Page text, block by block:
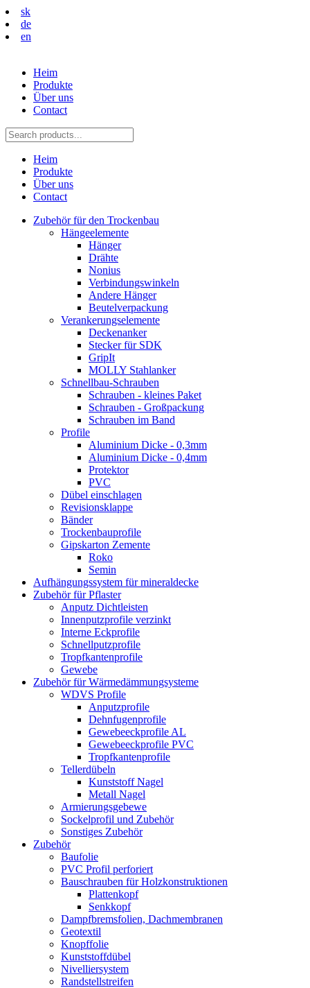
sk
de
en
Heim
Produkte
Über uns
Contact
Heim
Produkte
Über uns
Contact
Zubehör für den Trockenbau
Hängeelemente
Hänger
Drähte
Nonius
Verbindungswinkeln
Andere Hänger
Beutelverpackung
Verankerungselemente
Deckenanker
Stecker für SDK
GripIt
MOLLY Stahlanker
Schnellbau-Schrauben
Schrauben - kleines Paket
Schrauben - Großpackung
Schrauben im Band
Profile
Aluminium Dicke - 0,3mm
Aluminium Dicke - 0,4mm
Protektor
PVC
Dübel einschlagen
Revisionsklappe
Bänder
Trockenbauprofile
Gipskarton Zemente
Roko
Semin
Aufhängungssystem für mineraldecke
Zubehör für Pflaster
Anputz Dichtleisten
Innenputzprofile verzinkt
Interne Eckprofile
Schnellputzprofile
Tropfkantenprofile
Gewebe
Zubehör für Wärmedämmungsysteme
WDVS Profile
Anputzprofile
Dehnfugenprofile
Gewebeeckprofile AL
Gewebeeckprofile PVC
Tropfkantenprofile
Tellerdübeln
Kunststoff Nagel
Metall Nagel
Armierungsgebewe
Sockelprofil und Zubehör
Sonstiges Zubehör
Zubehör
Baufolie
PVC Profil perforiert
Bauschrauben für Holzkonstruktionen
Plattenkopf
Senkkopf
Dampfbremsfolien, Dachmembranen
Geotextil
Knopffolie
Kunststoffdübel
Nivelliersystem
Randstellstreifen